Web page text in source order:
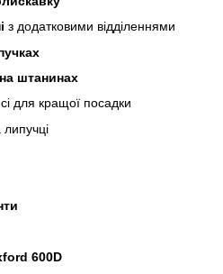
з додатковими відділеннями
штанинах
для кращої посадки
600D